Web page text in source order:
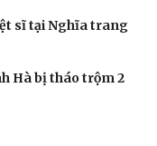
sĩ tại Nghĩa trang
Hà bị tháo trộm 2